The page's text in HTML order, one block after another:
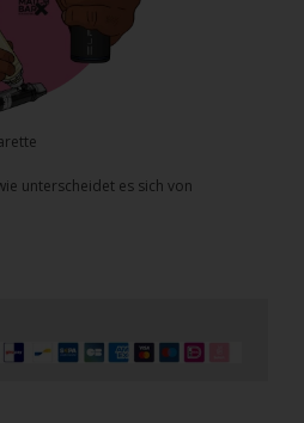
unterscheidet es sich von